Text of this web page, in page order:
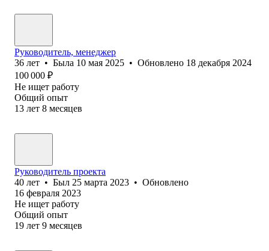
Руководитель, менеджер
36 лет • Была 10 мая 2025 • Обновлено 18 декабря 2024
100 000 ₽
Не ищет работу
Общий опыт
13 лет 8 месяцев
Руководитель проекта
40 лет • Был 25 марта 2023 • Обновлено
16 февраля 2023
Не ищет работу
Общий опыт
19 лет 9 месяцев